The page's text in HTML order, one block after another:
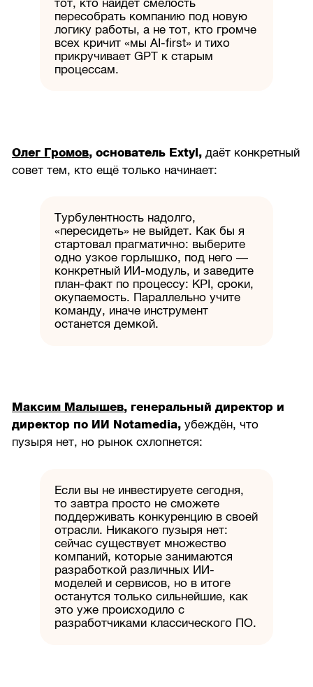
тот, кто найдёт смелость
пересобрать компанию под новую
логику работы, а не тот, кто громче
всех кричит «мы AI-first» и тихо
прикручивает GPT к старым
процессам.
Олег Громов, основатель Extyl,даёт конкретный
совет тем, кто ещё только начинает:
Турбулентность надолго,
«пересидеть» не выйдет. Как бы я
стартовал прагматично: выберите
одно узкое горлышко, под него —
конкретный ИИ-модуль, и заведите
план-факт по процессу: KPI, сроки,
окупаемость. Параллельно учите
команду, иначе инструмент
останется демкой.
Максим Малышев, генеральный директор и
директор по ИИ Notamedia,убеждён, что
пузыря нет, но рынок схлопнется:
Если вы не инвестируете сегодня,
то завтра просто не сможете
поддерживать конкуренцию в своей
отрасли. Никакого пузыря нет:
сейчас существует множество
компаний, которые занимаются
разработкой различных ИИ-
моделей и сервисов, но в итоге
останутся только сильнейшие, как
это уже происходило с
разработчиками классического ПО.